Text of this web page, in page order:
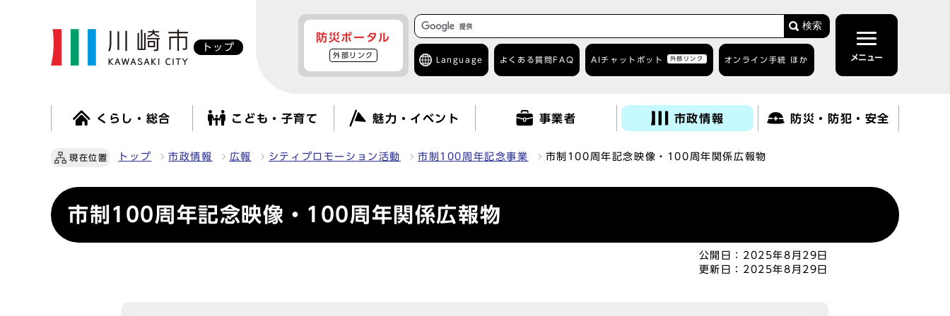
トップ
防災ポータル
外部リンク
検索
Language よくある質問 FAQ AIチャットボット 外部リンク オンライン手続 ほか メニュー
くらし・総合 こども・子育て 魅力・イベント 事業者 市政情報 防災・防犯・安全
現在位置 トップ 市政情報 広報 シティプロモーション活動 市制100周年記念事業 市制100周年記念映像・100周年関係広報物
市制100周年記念映像・100周年関係広報物
公開日： 2025年8月29日
更新日： 2025年8月29日